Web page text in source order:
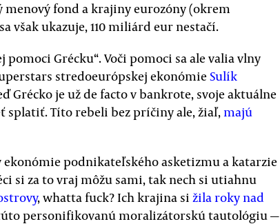
fond a krajiny eurozóny (okrem
však ukazuje, 110 miliárd eur nestačí.
pomoci Grécku“. Voči pomoci sa ale valia vlny
stredoeurópskej ekonómieSulík
Grécko je už de facto v bankrote, svoje aktuálne
splatiť. Títo rebeli bez príčiny ale, žiaľ,majú
podnikateľského asketizmu a katarzie
si za to vraj môžu sami, tak nech si utiahnu
, whatta fuck? Ich krajina si žila roky nad
personifikovanú moralizátorskú tautológiu —